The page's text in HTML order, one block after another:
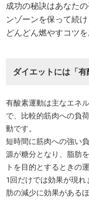
成功の秘訣はあなた
ンゾーンを保って続
どんどん燃やすコツを
ダイエットには「有
有酸素運動は主なエネ
で、比較的筋肉への負
動です。
短時間に筋肉への強い
源が糖分となり、脂肪
トを目的とするときの
1回だけでは効果が現
肪の減少に効果がある